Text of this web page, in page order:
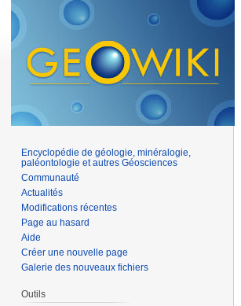
Encyclopédie de géologie, minéralogie,
paléontologie et autres Géosciences
Communauté
Actualités
Modifications récentes
Page au hasard
Aide
Créer une nouvelle page
Galerie des nouveaux fichiers
Outils